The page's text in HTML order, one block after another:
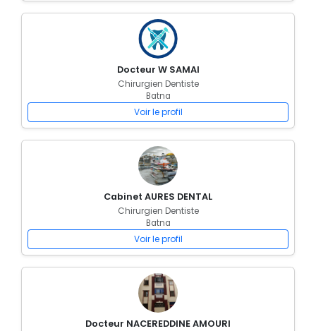
Docteur W SAMAI
Chirurgien Dentiste
Batna
Voir le profil
Cabinet AURES DENTAL
Chirurgien Dentiste
Batna
Voir le profil
Docteur NACEREDDINE AMOURI